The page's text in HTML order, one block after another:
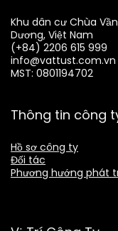
Khu dân cư Chùa
Dương, Việt Nam
(+84) 2206 615 999
info@vattust.com.vn
MST: 0801194702
Thông tin công
Hồ sơ công ty
Đối tác
Phương hướng phát